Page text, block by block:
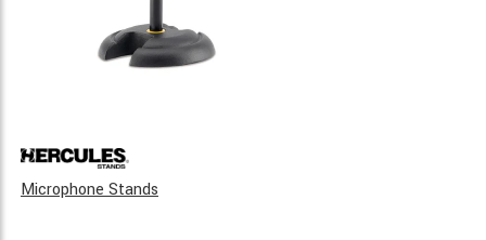
Microphone Stands